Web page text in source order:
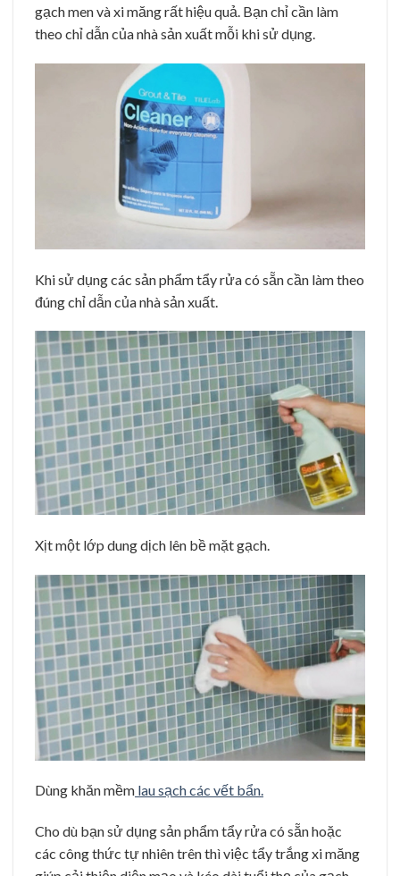
gạch men và xi măng rất hiệu quả. Bạn chỉ cần làm
theo chỉ dẫn của nhà sản xuất mỗi khi sử dụng.
Khi sử dụng các sản phẩm tẩy rửa có sẵn cần làm theo
đúng chỉ dẫn của nhà sản xuất.
Xịt một lớp dung dịch lên bề mặt gạch.
Dùng khăn mềm lau sạch các vết bẩn.
Cho dù bạn sử dụng sản phẩm tẩy rửa có sẵn hoặc
các công thức tự nhiên trên thì việc tẩy trắng xi măng